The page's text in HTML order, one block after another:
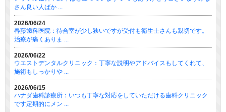
さん良い人ばか ...
2026/06/24
春藤歯科医院：待合室が少し狭いですが受付も衛生士さんも親切です。
治療が痛くありま ...
2026/06/22
ウエストデンタルクリニック：丁寧な説明やアドバイスもしてくれて、
施術もしっかりや ...
2026/06/15
ハナダ歯科診療所：いつも丁寧な対応をしていただける歯科クリニック
です定期的にメン ...